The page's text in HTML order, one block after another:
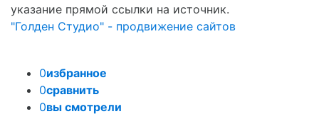
указание прямой ссылки на источник.
"Голден Студио" - продвижение сайтов
0избранное
0сравнить
0вы смотрели